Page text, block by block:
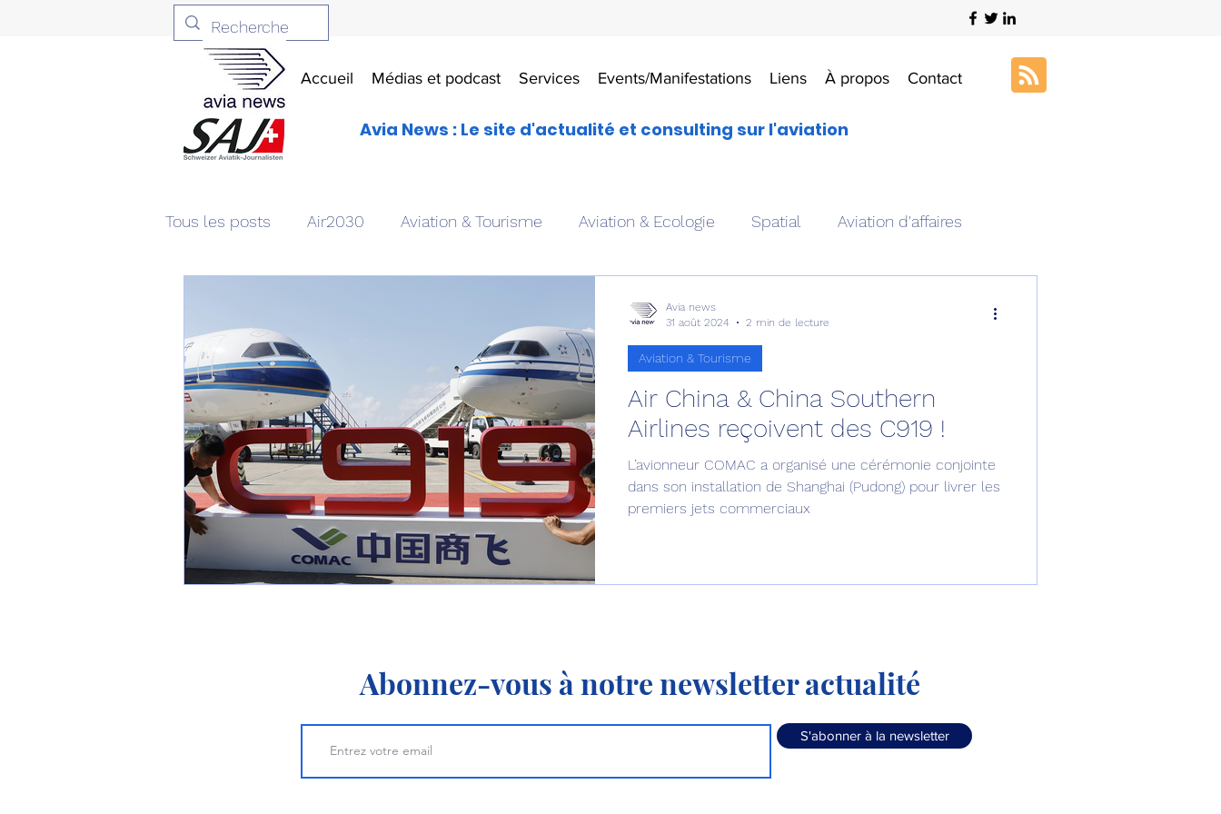
Accueil Médias et podcast Services Events/Manifestations Liens À propos Contact
Avia News : Le site d'actualité et consulting sur l'aviation
Tous les posts Air2030 Aviation & Tourisme Aviation & Ecologie Spatial Aviation d'affaires
Patrimoine aéronautique Avionique & pilotage Avion expérimental
1 er avril Motorisation Défense sol-air DSA Amphibie Drones Composante ESPACE
Shenyang J-35 Bombardier Global 6500 Fret aérien Salon Aéronautique de Dubaï 25
Airbus H145M Opération militaire au Vénézuela Simulateur avion de combat Avionneurs
Air China & China Southern
Airlines reçoivent des C919 !
L’avionneur COMAC a organisé une cérémonie conjointe
dans son installation de Shanghai (Pudong) pour livrer les
premiers jets commerciaux
Aviation & Tourisme
Avia news
31 août 2024
2 min de lecture
Abonnez-vous à notre newsletter actualité
S'abonner à la newsletter